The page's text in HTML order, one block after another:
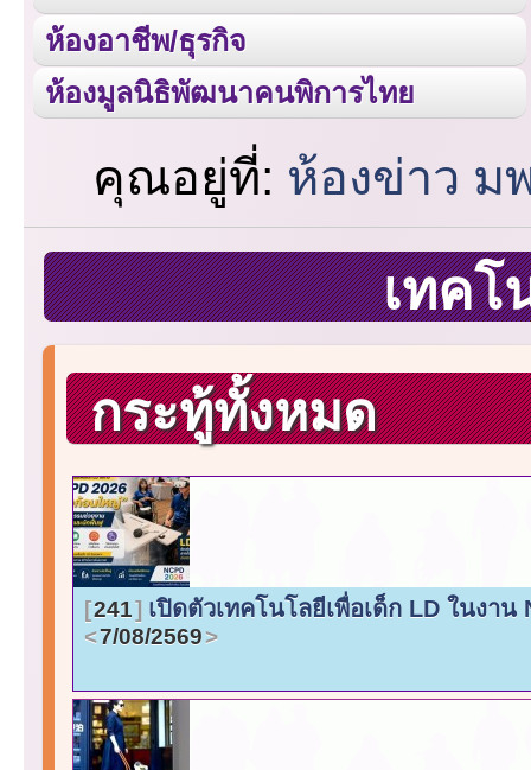
ห้องอาชีพ/ธุรกิจ
ห้องมูลนิธิพัฒนาคนพิการไทย
คุณอยู่ที่: ห้องข่าว
เทค
กระทู้ทั้งหมด
241 เปิดตัวเทคโนโลยีเพื่อเด็ก LD ในงา
7/08/2569